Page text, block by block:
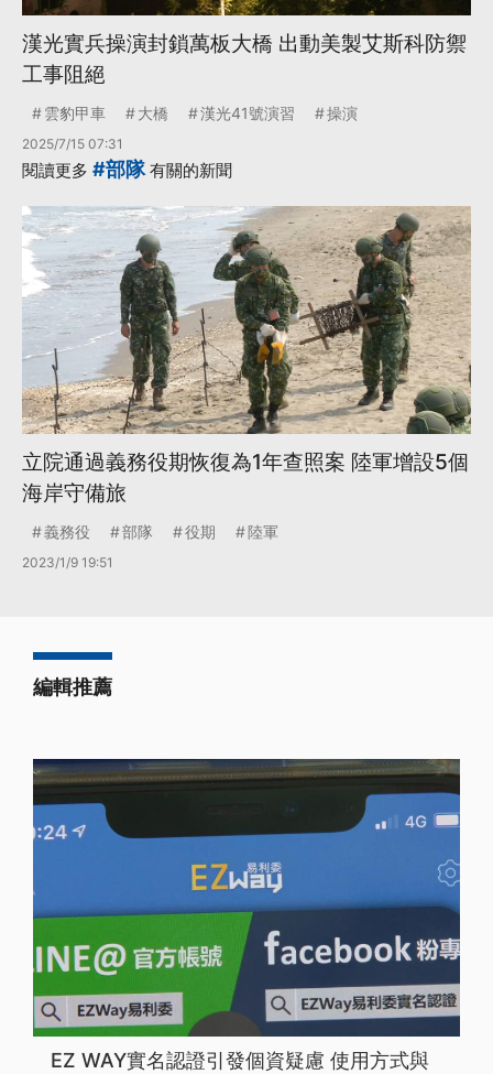
漢光實兵操演封鎖萬板大橋 出動美製艾斯科防禦
工事阻絕
雲豹甲車 大橋 漢光41號演習 操演
2025/7/15 07:31
閱讀更多 #部隊有關的新聞
立院通過義務役期恢復為1年查照案 陸軍增設5個
海岸守備旅
義務役 部隊 役期 陸軍
2023/1/9 19:51
編輯推薦
EZ WAY實名認證引發個資疑慮 使用方式與